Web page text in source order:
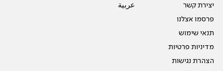
יצירת קשר
פרסמו אצלנו
תנאי שימוש
מדיניות פרטיות
הצהרת נגישות
عربية